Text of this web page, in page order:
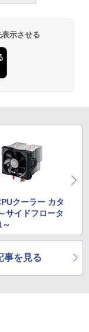
示させる
クーラー カタ
サイドフロータ
～
事を見る